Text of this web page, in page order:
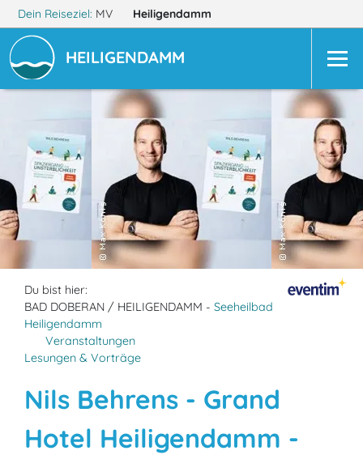
Dein Reiseziel: MV Heiligendamm
HEILIGENDAMM
Du bist hier:
BAD DOBERAN / HEILIGENDAMM - Seeheilbad
Heiligendamm
Veranstaltungen
Lesungen & Vorträge
Nils Behrens - Grand
Hotel Heiligendamm -